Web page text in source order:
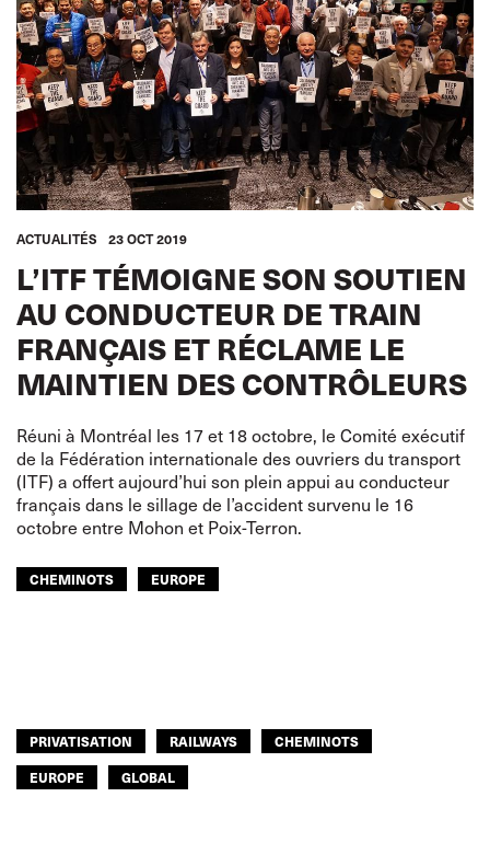
ACTUALITÉS 23 OCT 2019
L’ITF TÉMOIGNE SON SOUTIEN
AU CONDUCTEUR DE TRAIN
FRANÇAIS ET RÉCLAME LE
MAINTIEN DES CONTRÔLEURS
Réuni à Montréal les 17 et 18 octobre, le Comité exécutif
de la Fédération internationale des ouvriers du transport
(ITF) a offert aujourd’hui son plein appui au conducteur
français dans le sillage de l’accident survenu le 16
octobre entre Mohon et Poix-Terron.
CHEMINOTS EUROPE
PRIVATISATION RAILWAYS
CHEMINOTS
EUROPE
GLOBAL